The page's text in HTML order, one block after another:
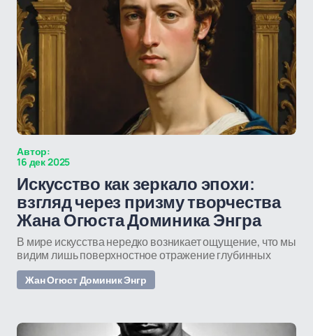
Автор:
16 дек 2025
Искусство как зеркало эпохи:
взгляд через призму творчества
Жана Огюста Доминика Энгра
В мире искусства нередко возникает ощущение, что мы
видим лишь поверхностное отражение глубинных
Жан Огюст Доминик Энгр